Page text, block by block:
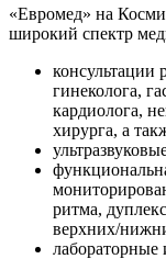
«Евромед» на
широкий спектр
консультации
гинеколога,
кардиолога,
хирурга, а
ритма,
верхних/
лабораторные